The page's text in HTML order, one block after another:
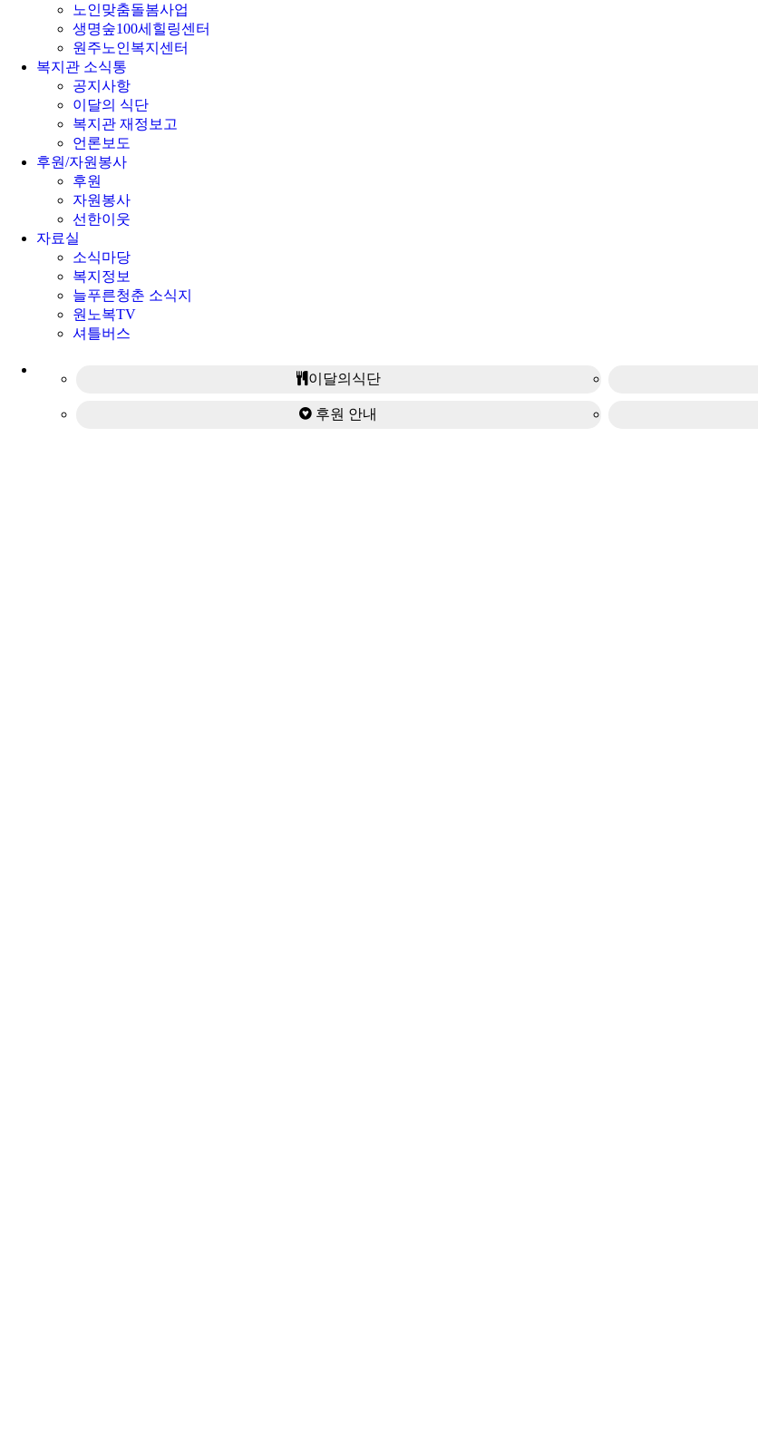
노인맞춤돌봄사업
생명숲100세힐링센터
원주노인복지센터
복지관 소식통
공지사항
이달의 식단
복지관 재정보고
언론보도
후원/자원봉사
후원
자원봉사
선한이웃
자료실
소식마당
복지정보
늘푸른청춘 소식지
원노복TV
셔틀버스
이달의식단
후원 안내